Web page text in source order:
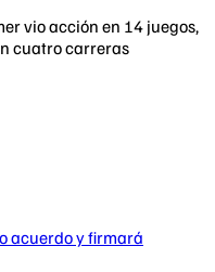
vio acción en 14 juegos,
cuatro carreras
acuerdo y firmará